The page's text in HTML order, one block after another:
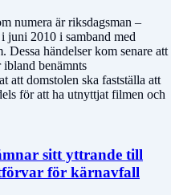
numera är riksdagsman –
juni 2010 i samband med
Dessa händelser kom senare att
benämnts
att domstolen ska fastställa att
för att ha utnyttjat filmen och
sitt yttrande till
för kärnavfall